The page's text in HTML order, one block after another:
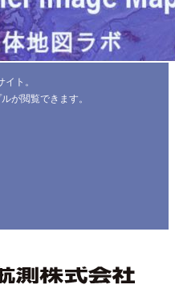
ト。
が閲覧できます。